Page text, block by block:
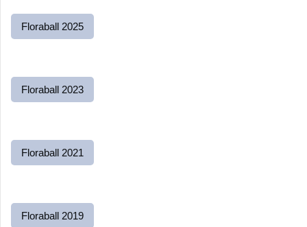
Floraball 2025
Floraball 2023
Floraball 2021
Floraball 2019